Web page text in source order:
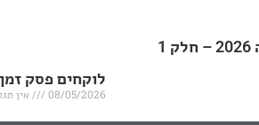
לוקחים פסק זמן
08/05/2026 אין